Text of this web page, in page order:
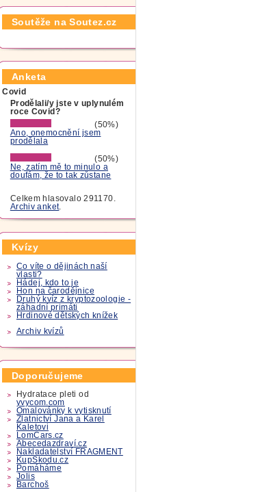
Soutěže na Soutez.cz
Anketa
Covid
Prodělali/y jste v uplynulém
roce Covid?
(50%)
Ano, onemocnění jsem
prodělala
(50%)
Ne, zatím mě to minulo a
doufám, že to tak zůstane
Celkem hlasovalo 291170.
Archiv anket.
Kvízy
Co víte o dějinách naší
vlasti?
Hádej, kdo to je
Hon na čarodějnice
Druhý kvíz z kryptozoologie -
záhadní primáti
Hrdinové dětských knížek
Archiv kvízů
Doporučujeme
Hydratace pleti od
yvycom.com
Omalovánky k vytisknutí
Zlatnictví Jana a Karel
Kaletovi
LomCars.cz
Abecedazdraví.cz
Nakladatelství FRAGMENT
KupSkodu.cz
Pomáháme
Jolis
Barchoš